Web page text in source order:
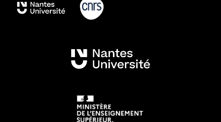
cas de problème d'identification, contactez Milly
d'une caution de 20€.